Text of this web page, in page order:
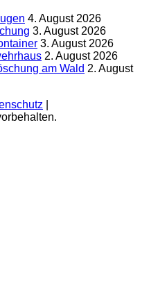
4. August 2026
3. August 2026
3. August 2026
2. August 2026
am Wald 2. August